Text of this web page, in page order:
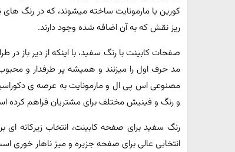
کورین یا مارمونایت ساخته میشوند، که در رنگ
ریز نقش که به آن اضافه شده وجود دارند.
صفحات کابینت با رنگ سفید، با اینکه از دیر باز
مد حرف اول را میزنند و همیشه پر طرفدار و
مصنوعی اس پی ال و مارمونایت به عرصه ی
و رنگ و فینیش مختلف برای مشتریان فراهم
رنگ سفید برای صفحه کابینت، انتخاب زیرکانه
انتخابی عالی برای صفحه جزیره و میز ناهار